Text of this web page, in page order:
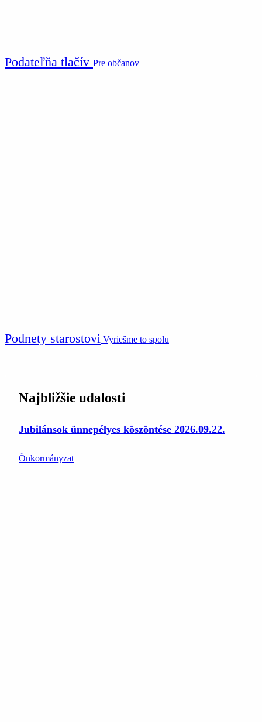
Podateľňa tlačív Pre občanov
Podnety starostovi Vyriešme to spolu
Najbližšie udalosti
Jubilánsok ünnepélyes köszöntése 2026.09.22.
Önkormányzat